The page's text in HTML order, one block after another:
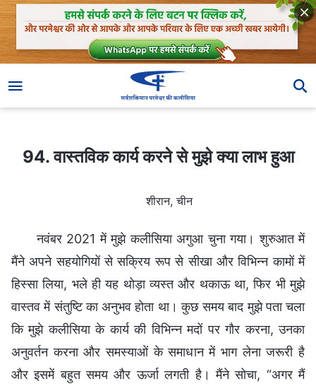
94. वास्तविक कार्य करने से मुझे क्या लाभ हुआ
94. वास्तविक कार्य करने से मुझे क्या लाभ हुआ
शीरान, चीन
नवंबर 2021 में मुझे कलीसिया अगुआ चुना गया। शुरुआत में
मैंने अपने सहयोगियों से सक्रिय रूप से सीखा और विभिन्न कामों में
हिस्सा लिया, भले ही यह थोड़ा व्यस्त और थकाऊ था, फिर भी मुझे
वास्तव में संतुष्टि का अनुभव होता था। कुछ समय बाद मुझे पता चला
कि मुझे कलीसिया के कार्य की विभिन्न मदों पर गौर करना, उनका
अनुवर्तन करना और समस्याओं के समाधान में भाग लेना जरूरी है
और इसमें बहुत समय और ऊर्जा लगती है। मैंने सोचा, “अगर मैं